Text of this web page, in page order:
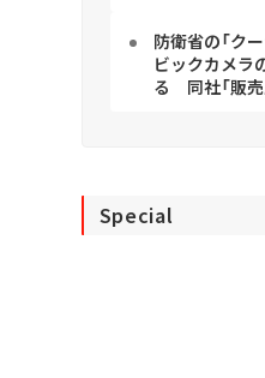
防衛省の「ク
ビックカメラ
る 同社「販売
Special